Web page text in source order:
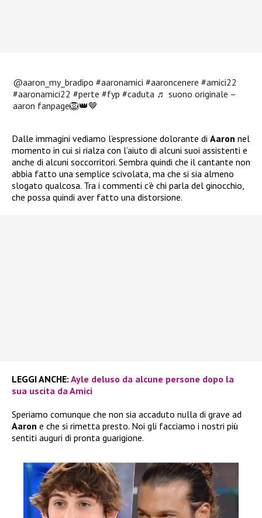
@aaron_my_bradipo #aaronamici #aaroncenere #amici22
#aaronamici22 #perte #fyp #caduta ♬ suono originale –
aaron fanpage🦁👑🤎
Dalle immagini vediamo l’espressione dolorante di Aaron nel
momento in cui si rialza con l’aiuto di alcuni suoi assistenti e
anche di alcuni soccorritori. Sembra quindi che il cantante non
abbia fatto una semplice scivolata, ma che si sia almeno
slogato qualcosa. Tra i commenti c’è chi parla del ginocchio,
che possa quindi aver fatto una distorsione.
LEGGI ANCHE: Ayle deluso da alcune persone dopo la
sua uscita da Amici
Speriamo comunque che non sia accaduto nulla di grave ad
Aaron e che si rimetta presto. Noi gli facciamo i nostri più
sentiti auguri di pronta guarigione.